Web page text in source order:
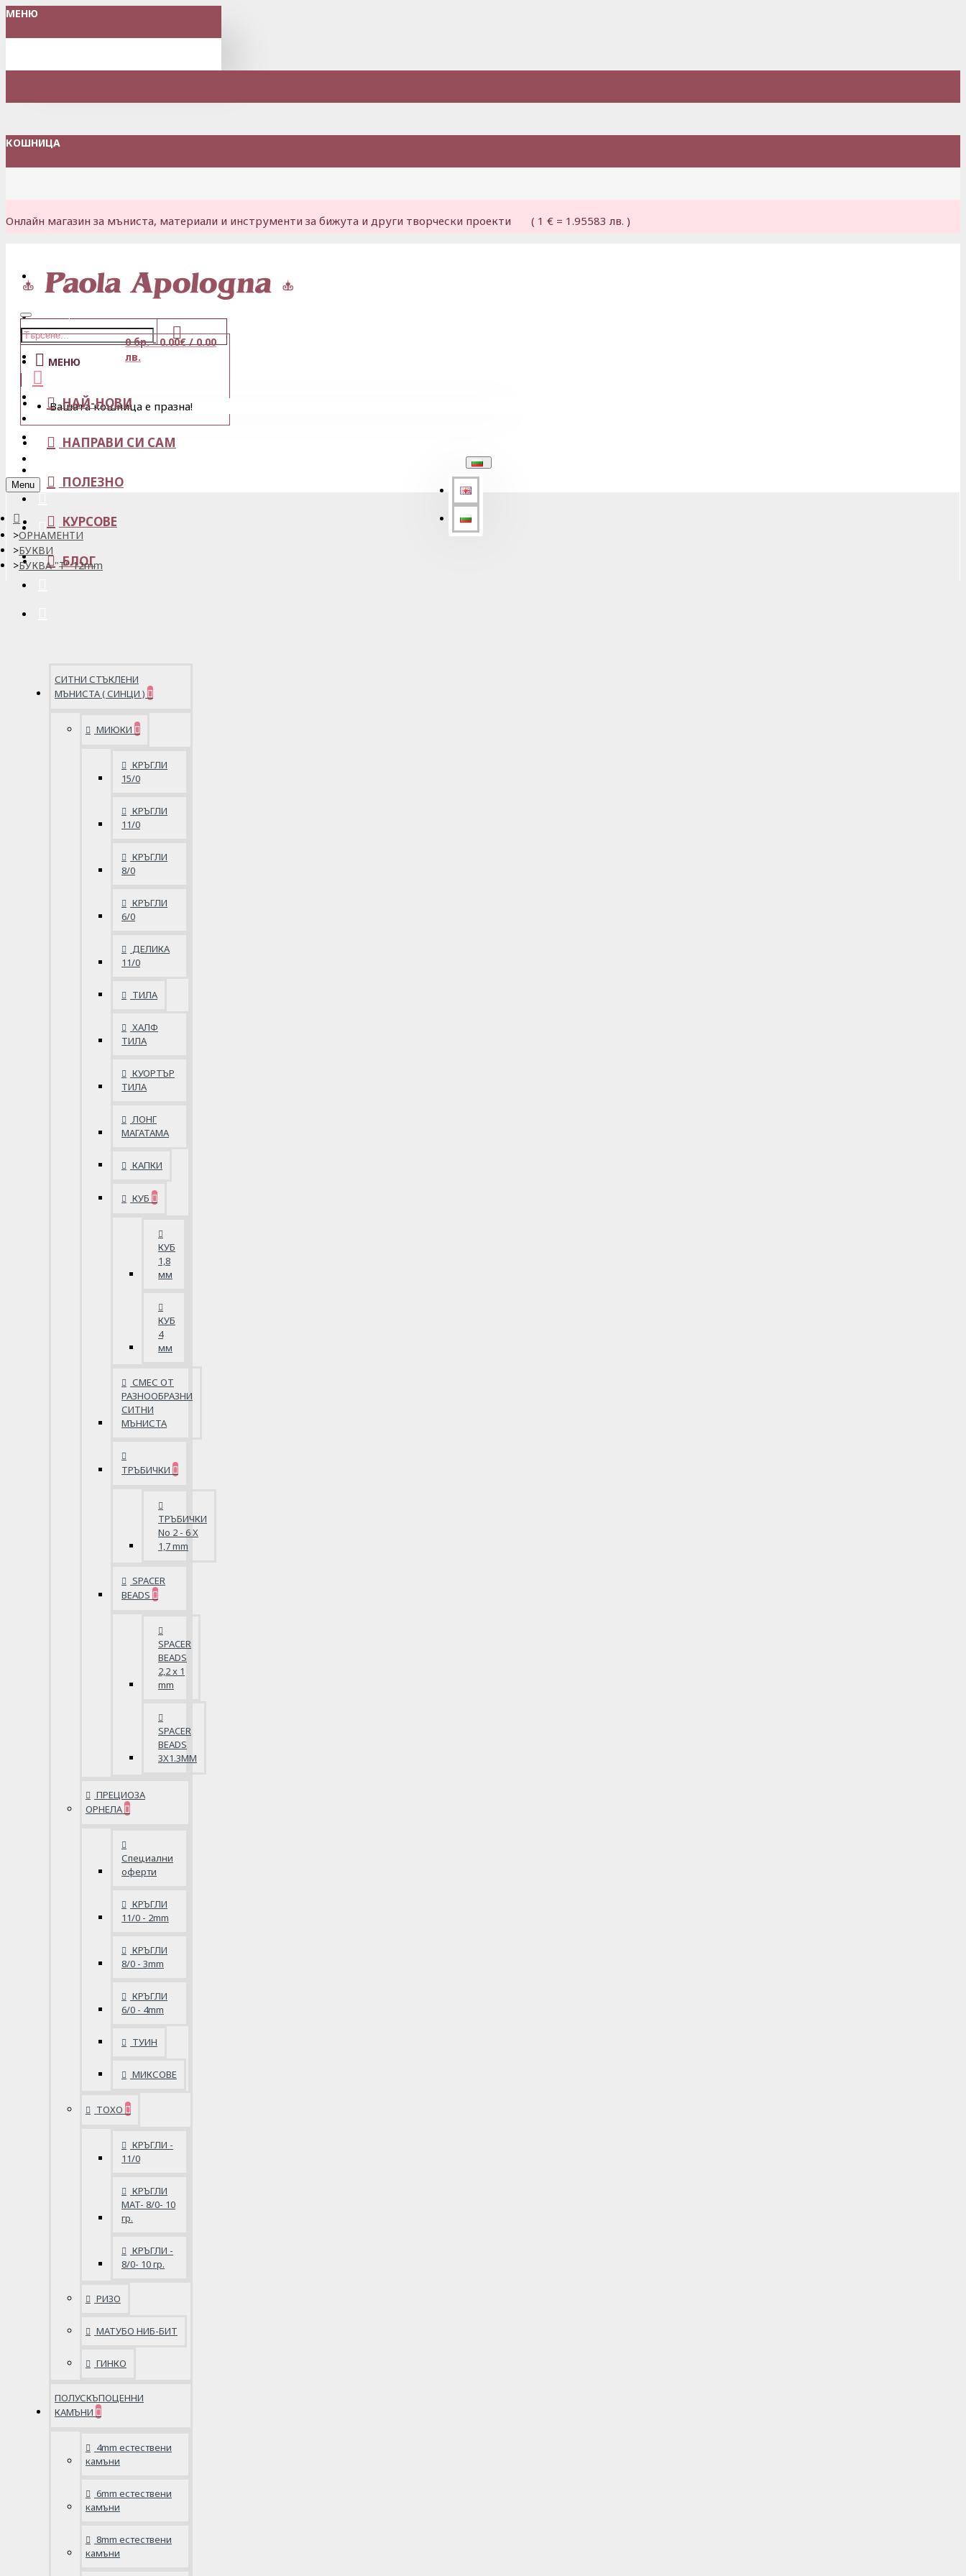
МЕНЮ
КОШНИЦА
Онлайн магазин за мъниста, материали и инструменти за бижута и други творчески проекти ( 1 € = 1.95583 лв. )
Вход
Магазини
Любими
0 бр. - 0.00€ / 0.00
лв.
Вашата кошница е празна!
МЕНЮ
НАЙ-НОВИ
НАПРАВИ СИ САМ
ПОЛЕЗНО
КУРСОВЕ
БЛОГ
Menu
ОРНАМЕНТИ
БУКВИ
БУКВA "T" 12mm
СИТНИ СТЪКЛЕНИ
МЪНИСТА ( СИНЦИ )
МИЮКИ
КРЪГЛИ
15/0
КРЪГЛИ
11/0
КРЪГЛИ
8/0
КРЪГЛИ
6/0
ДЕЛИКА
11/0
ТИЛА
ХАЛФ
ТИЛА
КУОРТЪР
ТИЛА
ЛОНГ
МАГАТАМА
КАПКИ
КУБ
КУБ
1,8
мм
КУБ
4
мм
СМЕС ОТ
РАЗНООБРАЗНИ
СИТНИ
МЪНИСТА
ТРЪБИЧКИ
ТРЪБИЧКИ
No 2 - 6 X
1,7 mm
SPACER
BEADS
SPACER
BEADS
2,2 x 1
mm
SPACER
BEADS
3X1.3MM
ПРЕЦИОЗА
ОРНЕЛА
Специални
оферти
КРЪГЛИ
11/0 - 2mm
КРЪГЛИ
8/0 - 3mm
КРЪГЛИ
6/0 - 4mm
ТУИН
МИКСОВЕ
ТОХО
КРЪГЛИ -
11/0
КРЪГЛИ
MAT- 8/0- 10
гр.
КРЪГЛИ -
8/0- 10 гр.
РИЗО
МАТУБО НИБ-БИТ
ГИНКО
ПОЛУСКЪПОЦЕННИ
КАМЪНИ
4mm естествени
камъни
6mm естествени
камъни
8mm естествени
камъни